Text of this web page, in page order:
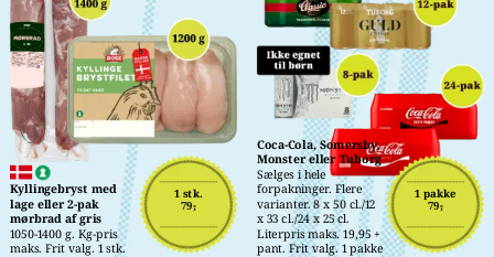
1 stk.
79,-
Kyllingebryst med
lage eller 2-pak
mørbrad af gris
1050-1400 g. Kg-pris
maks. Frit valg. 1 stk.
1 pakke
79,-
Coca-Cola, Somersby,
Monster eller Tuborg
Sælges i hele
forpakninger. Flere
varianter. 8 x 50 cl./12
x 33 cl./24 x 25 cl.
Literpris maks. 19,95 +
pant. Frit valg. 1 pakke